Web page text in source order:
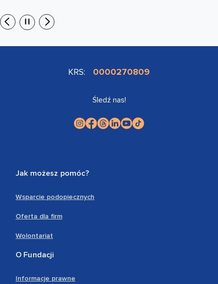
KRS: 0000270809
Śledź nas!
Jak możesz pomóc?
Wsparcie podopiecznych
Oferta dla firm
Wolontariat
O Fundacji
Informacje prawne